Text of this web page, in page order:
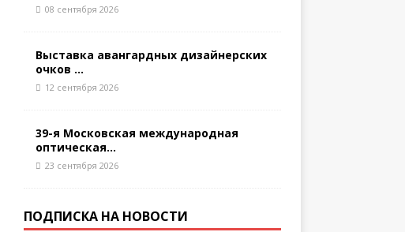
08 сентября 2026
Выставка авангардных дизайнерских
очков ...
12 сентября 2026
39-я Московская международная
оптическая...
23 сентября 2026
ПОДПИСКА НА НОВОСТИ